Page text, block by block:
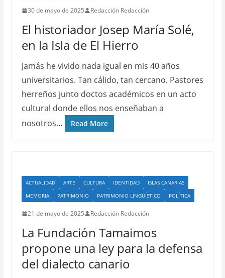
30 de mayo de 2025 Redacción Redacción
El historiador Josep María Solé,
en la Isla de El Hierro
Jamás he vivido nada igual en mis 40 años
universitarios. Tan cálido, tan cercano. Pastores
herreños junto doctos académicos en un acto
cultural donde ellos nos enseñaban a
nosotros…
Read More
ACTUALIDAD ARTE CULTURA IDENTIDAD
ISLAS CANARIAS
MEMORIA
PATRIMONIO PATRIMONIO LINGÜÍSTICO POLÍTICA
21 de mayo de 2025 Redacción Redacción
La Fundación Tamaimos
propone una ley para la defensa
del dialecto canario